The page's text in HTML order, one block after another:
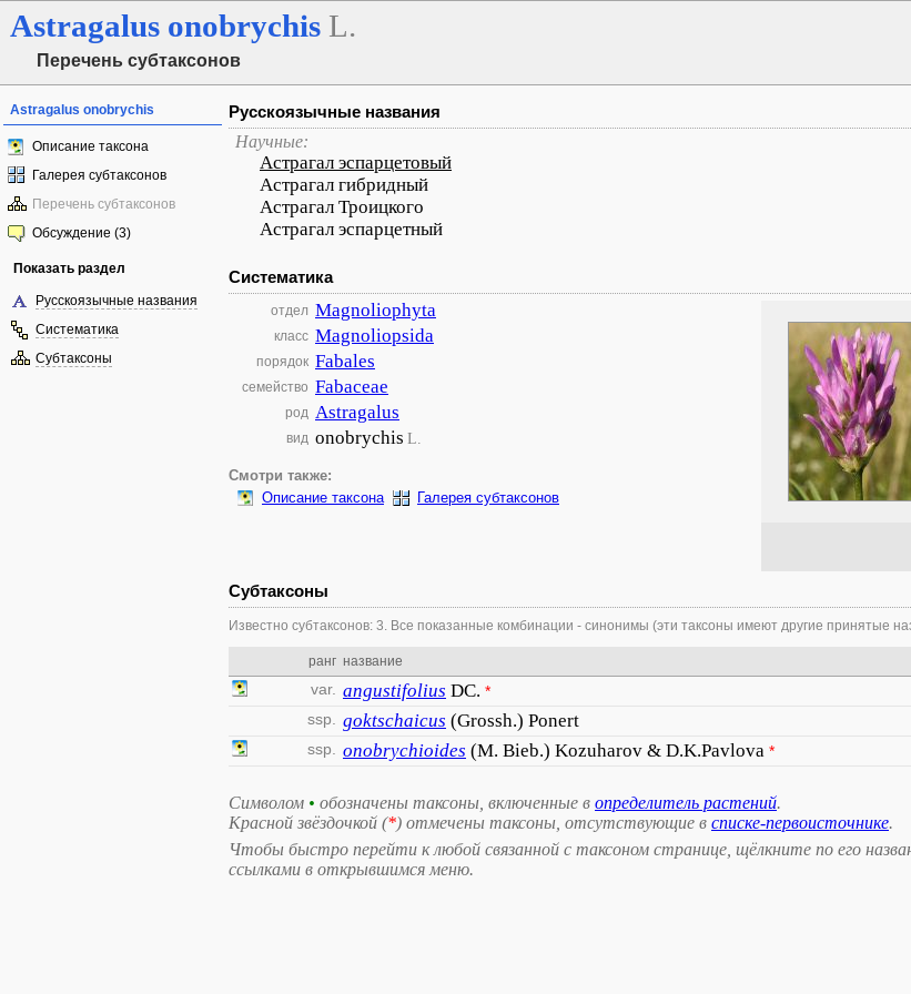
Astragalus onobrychis L.
Перечень субтаксонов
Astragalus onobrychis
Описание таксона
Галерея субтаксонов
Перечень субтаксонов
Обсуждение (3)
Показать раздел
Русскоязычные названия
Систематика
Субтаксоны
Русскоязычные названия
Научные:
Астрагал эспарцетовый
Астрагал гибридный
Астрагал Троицкого
Астрагал эспарцетный
Систематика
отдел Magnoliophyta
класс Magnoliopsida
порядок Fabales
семейство Fabaceae
род Astragalus
вид onobrychis L.
Смотри также:
Описание таксона
Галерея субтаксонов
Субтаксоны
Известно субтаксонов: 3. Все показанные комбинации - синонимы (эти таксоны имеют другие принятые
ранг название
var. angustifolius DC. *
ssp.
goktschaicus (Grossh.) Ponert
ssp. onobrychioides (M. Bieb.) Kozuharov & D.K.Pavlova *
Символом • обозначены таксоны, включенные в определитель растений.
Красной звёздочкой (*) отмечены таксоны, отсутствующие в списке-первоисточнике.
Чтобы быстро перейти к любой связанной с таксоном странице, щёлкните по его
ссылками в открывшимся меню.